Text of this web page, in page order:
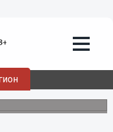
компании
пока не